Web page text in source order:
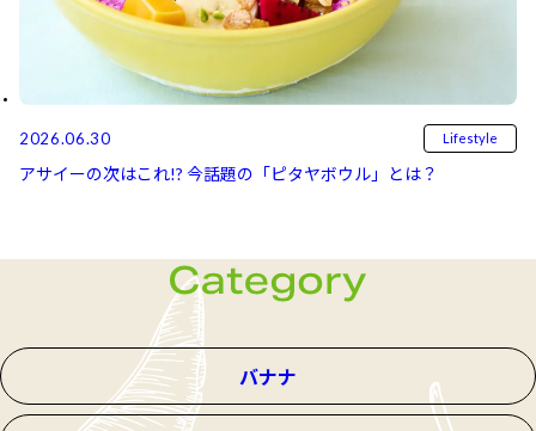
2026.06.30 Lifestyle
アサイーの次はこれ!? 今話題の「ピタヤボウル」とは？
バナナ